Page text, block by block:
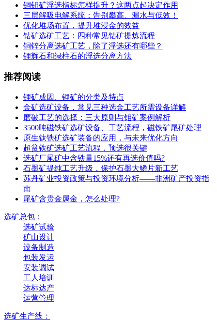
铜钼矿浮选指标怎样提升？这两点起决定作用
三层解吸电解系统：告别攀高、漏水与低效！
优化堆场布置，提升堆浸金的效益
钴矿选矿工艺：四种常见钴矿提炼流程
铜锌分离选矿工艺，除了浮选还有哪些？
锂辉石和绿柱石的浮选分离方法
推荐阅读
锂矿成因、锂矿的分类及特点
金矿选矿设备，常见三种选金工艺所需设备详解
磨破工艺的选择：三大原则与钼矿案例解析
3500吨磁铁矿选矿设备、工艺流程，磁铁矿尾矿处理
原生钛铁矿选矿装备的应用，与未来优化方向
超贫铁矿选矿工艺流程，预选很关键
选矿厂尾矿中含铁量15%还有再选价值吗?
石墨矿提纯工艺升级，保护石墨大鳞片新工艺
苏丹矿业投资政策与投资环境分析——非洲矿产投资指
南
尾矿含贵金属金，怎么处理?
选矿总包：
选矿试验
矿山设计
设备制造
包装发运
安装调试
工人培训
达标达产
运营管理
选矿生产线：